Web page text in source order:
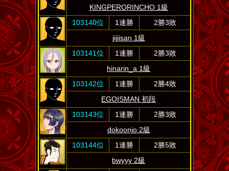
KINGPERORINCHO 1級
103140位
1連勝
2勝3敗
jijiisan 1級
103141位
1連勝
2勝3敗
hinarin_a 1級
103142位
1連勝
2勝4敗
EGOISMAN 初段
103143位
1連勝
2勝3敗
dokoonjo 2級
103144位
1連勝
2勝5敗
bwyyy 2級